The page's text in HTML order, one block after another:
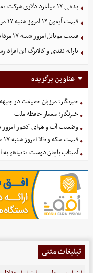
بدهی ١٧ میلیارد دلاری شرکت نفت به صندوق توسعه
قیمت آیفون ۱۷ امروز شنبه ۱۷ مرداد ۱۴۰۵
قیمت موبایل‌ امروز شنبه ۱۷ مرداد ۱۴۰۵
یارانه نقدی و کالابرگ این
عناوین برگزیده
خبرنگار؛ مرزبان حقیقت در
خبرنگار؛ معمار حافظه ملت
وضعیت آب و هوای کشور امروز شنبه ۱۷
قیمت سکه و طلا امروز شنبه ۱۷ مرداد ۱۴۰۵
آمیتاب باچان دوست نتانیاهو
تبلیغات متنی